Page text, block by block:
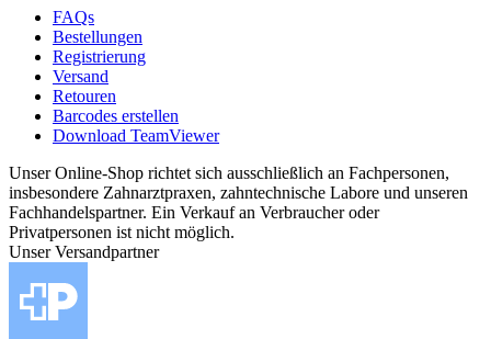
FAQs
Bestellungen
Registrierung
Versand
Retouren
Barcodes erstellen
Download TeamViewer
Unser Online-Shop richtet sich ausschließlich an Fachpersonen,
insbesondere Zahnarztpraxen, zahntechnische Labore und unseren
Fachhandelspartner. Ein Verkauf an Verbraucher oder
Privatpersonen ist nicht möglich.
Unser Versandpartner